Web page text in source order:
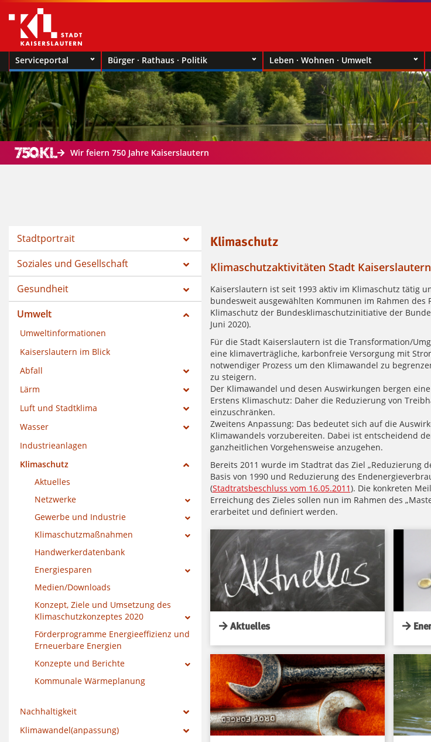
Serviceportal Bürger · Rathaus · Politik Leben · Wohnen · Umwelt
Wir feiern 750 Jahre Kaiserslautern
Stadtportrait
Soziales und Gesellschaft
Gesundheit
Umwelt
Umweltinformationen
Kaiserslautern im Blick
Abfall
Lärm
Luft und Stadtklima
Wasser
Industrieanlagen
Klimaschutz
Aktuelles
Netzwerke
Gewerbe und Industrie
Klimaschutzmaßnahmen
Handwerkerdatenbank
Energiesparen
Medien/Downloads
Konzept, Ziele und Umsetzung des
Klimaschutzkonzeptes 2020
Förderprogramme Energieeffizienz und
Erneuerbare Energien
Konzepte und Berichte
Kommunale Wärmeplanung
Nachhaltigkeit
Klimawandel(anpassung)
Klimaschutz
Klimaschutzaktivitäten Stadt Kaiserslautern
Kaiserslautern ist seit 1993 aktiv im Klimaschutz tätig
bundesweit ausgewählten Kommunen im Rahmen des
Klimaschutz der Bundesklimaschutzinitiative der
Juni 2020).
Für die Stadt Kaiserslautern ist die Transformation/
eine klimaverträgliche, karbonfreie Versorgung mit
notwendiger Prozess um den Klimawandel zu
zu steigern.
Der Klimawandel und desen Auswirkungen bergen
Erstens Klimaschutz: Daher die Reduzierung von
einzuschränken.
Zweitens Anpassung: Das bedeutet sich auf die
Klimawandels vorzubereiten. Dabei ist entscheidend
ganzheitlichen Vorgehensweise anzugehen.
Bereits 2011 wurde im Stadtrat das Ziel „Reduzierung
Basis von 1990 und Reduzierung des
(Stadtratsbeschluss vom 16.05.2011). Die konkreten
Erreichung des Zieles sollen nun im Rahmen des
erarbeitet und definiert werden.
Aktuelles